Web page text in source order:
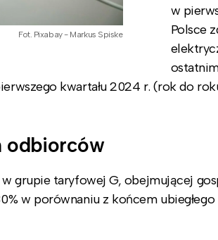
Fot. Pixabay - Markus Spiske
w
Polsce
kwartału 2024 r. (rok do
odbiorców
grupie taryfowej G, obejmującej
w porównaniu z końcem